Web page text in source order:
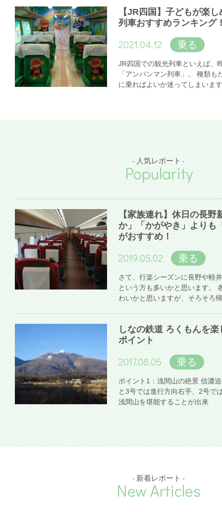
【JR四国】子どもが楽
列車おすすめランキング
2021.04.12 乗る
JR四国での観光列車といえば、
「アンパンマン列車」。 種類も
に乗ればよいか迷ってしまいます
- 人気レポート -
Popularity
【家族連れ】休日の長野
か」「かがやき」よりも
がおすすめ！
2019.05.02 乗る
さて、行楽シーズンに長野や軽
という方も多いかと思います。
わいかと思いますが、そろそろ
しなの鉄道 ろくもんを
ポイント
2017.08.05 乗る
ポイント1：浅間山の絶景 信濃
と3号では進行方向右手、2号で
浅間山を堪能することが出来
- 新着レポート -
New Articles